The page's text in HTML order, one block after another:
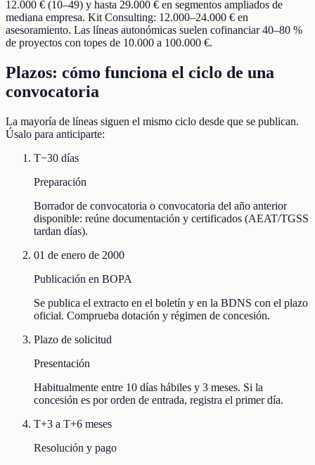
12.000 € (10–49) y hasta 29.000 € en segmentos ampliados de
mediana empresa. Kit Consulting: 12.000–24.000 € en
asesoramiento. Las líneas autonómicas suelen cofinanciar 40–80 %
de proyectos con topes de 10.000 a 100.000 €.
Plazos: cómo funciona el ciclo de una
convocatoria
La mayoría de líneas siguen el mismo ciclo desde que se publican.
Úsalo para anticiparte:
T−30 días
Preparación
Borrador de convocatoria o convocatoria del año anterior
disponible: reúne documentación y certificados (AEAT/TGSS
tardan días).
01 de enero de 2000
Publicación en BOPA
Se publica el extracto en el boletín y en la BDNS con el plazo
oficial. Comprueba dotación y régimen de concesión.
Plazo de solicitud
Presentación
Habitualmente entre 10 días hábiles y 3 meses. Si la
concesión es por orden de entrada, registra el primer día.
T+3 a T+6 meses
Resolución y pago